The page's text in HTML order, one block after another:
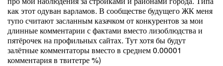
как этот одуван варламов. В сообществе будущего ЖК меня
тупо считают засланным казачком от конкурентов за мои
длинные комментарии с фактами вместо лизоблюдства и
пятёрочек на профильных сайтах. Тут хотя бы будут
залётные комментаторы вместо в среднем 0.00001
комментария в твитетре %)